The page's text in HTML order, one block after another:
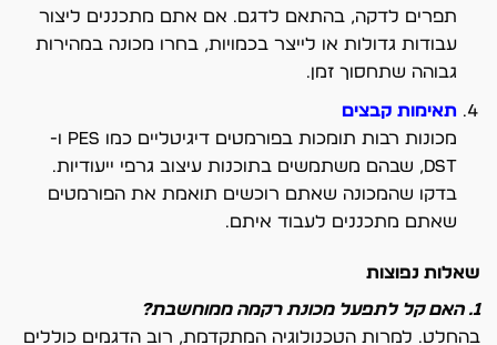
תפרים לדקה, בהתאם לדגם. אם אתם מתכננים ליצור
עבודות גדולות או לייצר בכמויות, בחרו מכונה במהירות
גבוהה שתחסוך זמן.
תאימות קבצים
מכונות רבות תומכות בפורמטים דיגיטליים כמו PES ו-
DST, שבהם משתמשים בתוכנות עיצוב גרפי ייעודיות.
בדקו שהמכונה שאתם רוכשים תואמת את הפורמטים
שאתם מתכננים לעבוד איתם.
שאלות נפוצות
1. האם קל לתפעל מכונת רקמה ממוחשבת?
בהחלט. למרות הטכנולוגיה המתקדמת, רוב הדגמים כוללים